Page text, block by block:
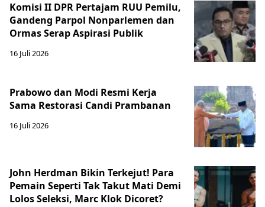
Komisi II DPR Pertajam RUU Pemilu,
Gandeng Parpol Nonparlemen dan
Ormas Serap Aspirasi Publik
16 Juli 2026
Prabowo dan Modi Resmi Kerja
Sama Restorasi Candi Prambanan
16 Juli 2026
John Herdman Bikin Terkejut! Para
Pemain Seperti Tak Takut Mati Demi
Lolos Seleksi, Marc Klok Dicoret?